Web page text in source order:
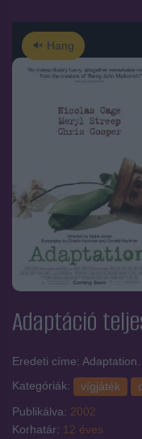
Hang
Hirdetés
Adaptáció
Eredeti címe: Adaptation.
Kategóriák:
vígjáték
Publikálva: 2002
Korhatár: 12 éves